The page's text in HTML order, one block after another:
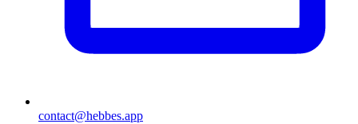
contact@hebbes.app